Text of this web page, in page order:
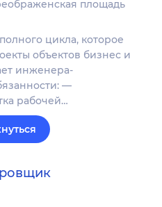
площадь
цикла, которое
объектов бизнес и
инженера-
—
рабочей…